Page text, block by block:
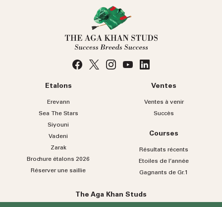
Etalons
Erevann
Sea TheStars
Siyouni
Vadeni
Zarak
Brochure étalons 2026
Réserver une saillie
Ventes
Ventes à venir
Succès
Courses
Résultats récents
Etoiles de l’année
Gagnants de Gr.1
The Aga Khan Studs